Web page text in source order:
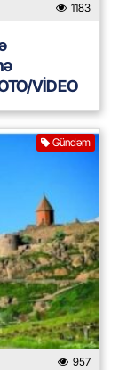
1183
VİDEO
Gündəm
957